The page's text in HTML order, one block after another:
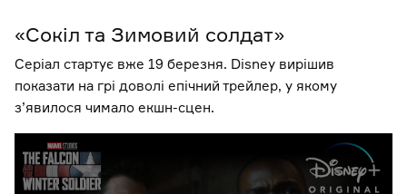
«Сокіл та Зимовий солдат»
Серіал стартує вже 19 березня. Disney вирішив
показати на грі доволі епічний трейлер, у якому
з’явилося чимало екшн-сцен.